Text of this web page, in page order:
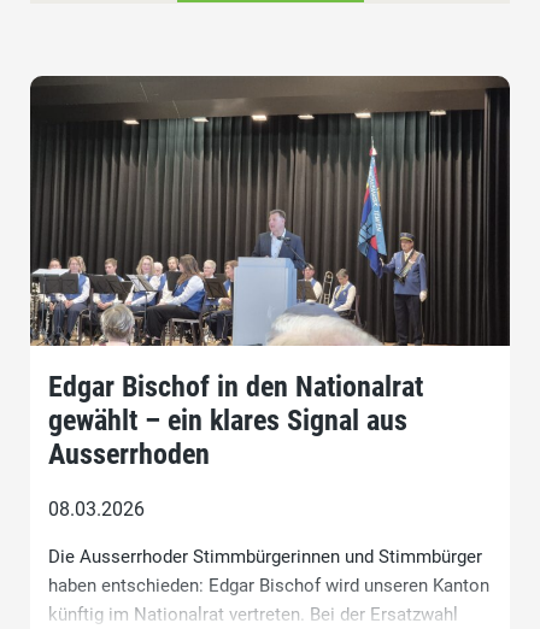
Edgar Bischof in den Nationalrat
gewählt – ein klares Signal aus
Ausserrhoden
08.03.2026
Die Ausserrhoder Stimmbürgerinnen und Stimmbürger
haben entschieden: Edgar Bischof wird unseren Kanton
künftig im Nationalrat vertreten. Bei der Ersatzwahl